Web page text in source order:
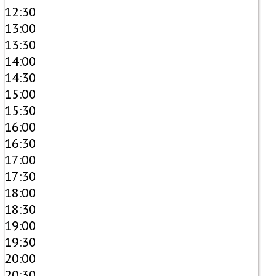
12:30
13:00
13:30
14:00
14:30
15:00
15:30
16:00
16:30
17:00
17:30
18:00
18:30
19:00
19:30
20:00